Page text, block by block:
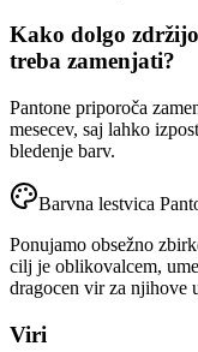
Kako dolgo
treba zamenjati?
Pantone priporoča
mesecev, saj lahko
bledenje barv.
Barvna lestvica
Ponujamo obsežno
cilj je oblikovalcem,
dragocen vir za njihove
Viri